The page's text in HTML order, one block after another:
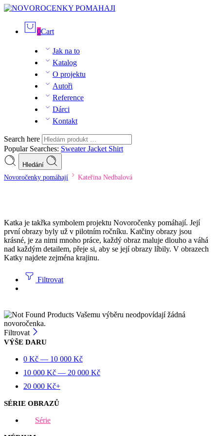
0Cart
Jak na to
Katalog
O projektu
Autoři
Reference
Dárci
Kontakt
Search here
Popular Searches: SweaterJacket Shirt
Hledání
Novoročenky pomáhají Kateřina Nedbalová
Katka je takřka symbolem projektu Novoročenky pomáhají. Její
první obrazy byly už v pilotním ročníku. Katčiny obrazy jsou
krásné, je za nimi mnoho práce, každý obraz maluje dlouho a váhá
nad každým detailem, přeje si, aby se její obrazy líbily. V obrazech
Katky najdete zejména krajinu.
Filtrovat
Vašemu výběru neodpovídají žádná
novoročenka.
Filtrovat
VÝŠE DARU
0 Kč — 10 000 Kč
10 000 Kč — 20 000 Kč
20 000 Kč+
SÉRIE OBRAZŮ
Série